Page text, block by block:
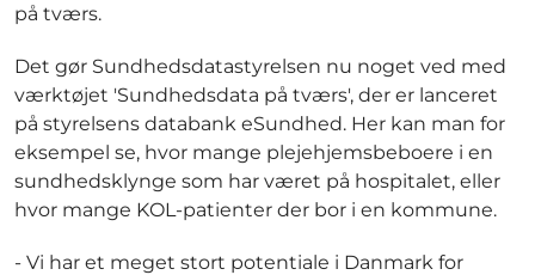
på tværs.
Det gør Sundhedsdatastyrelsen nu noget ved med
værktøjet 'Sundhedsdata på tværs', der er lanceret
på styrelsens databank eSundhed. Her kan man for
eksempel se, hvor mange plejehjemsbeboere i en
sundhedsklynge som har været på hospitalet, eller
hvor mange KOL-patienter der bor i en kommune.
- Vi har et meget stort potentiale i Danmark for